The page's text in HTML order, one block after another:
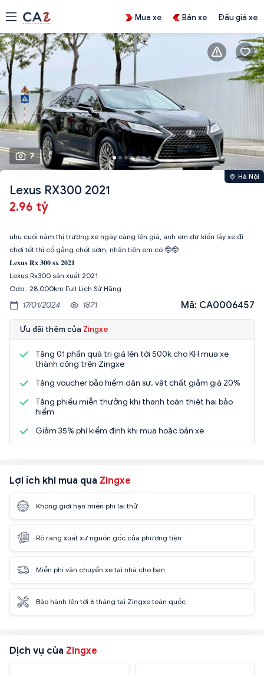
Mua xe Bán xe Đấu giá xe
7
Hà Nội
Lexus RX300 2021
2.96 tỷ
uhu cuối năm thị trường xe ngày càng lên giá, anh em dự kiến lấy xe đi
chơi tết thì cố gắng chốt sớm, nhân tiện em có 🤓🤓
𝐋𝐞𝐱𝐮𝐬 𝐑𝐱 𝟑𝟎𝟎 𝐬𝐱 𝟐𝟎𝟐𝟏
Lexus Rx300 sản xuất 2021
Odo : 28.000km Full Lịch Sử Hãng
17/01/2024 1871 Mã: CA0006457
Ưu đãi thêm của Zingxe
Tặng 01 phần quà trị giá lên tới 500k cho KH mua xe
thành công trên Zingxe
Tặng voucher bảo hiểm dân sự, vật chất giảm giá 20%
Tặng phiếu miễn thưởng khi thanh toán thiệt hại bảo
hiểm
Giảm 35% phí kiểm định khi mua hoặc bán xe
Lợi ích khi mua qua Zingxe
Không giới hạn miễn phí lái thử
Rõ ràng xuất xứ nguồn gốc của phương tiện
Miễn phí vận chuyển xe tại nhà cho bạn
Bảo hành lên tới 6 tháng tại Zingxe toàn quốc
Dịch vụ của Zingxe